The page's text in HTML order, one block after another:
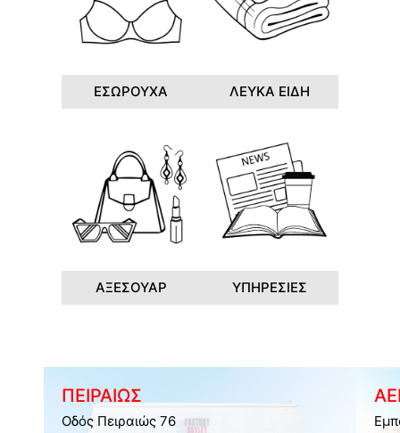
ΕΣΩΡΟΥΧΑ ΛΕΥΚΑ ΕΙΔΗ
ΑΞΕΣΟΥΑΡ ΥΠΗΡΕΣΙΕΣ
ΠΕΙΡΑΙΩΣ
Οδός Πειραιώς 76